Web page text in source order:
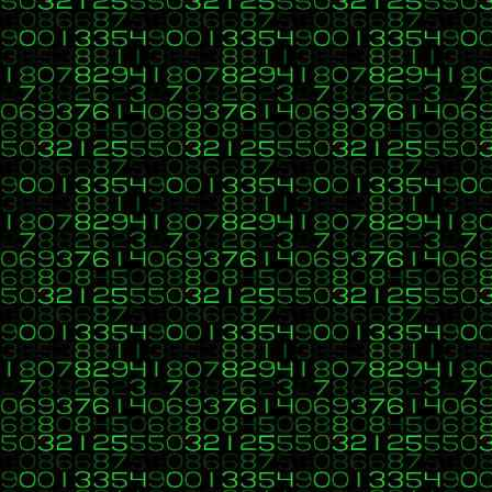
37
C, C++, C#, Java, Visual Basic, HTML, PHP, CSS,
«en: 13 de Marzo 2017, 23:11 »
Adjunto código para que le eches un vistazo.
A este tipo de funciones se le llama CLOSURES ( y cuesta
https://www.aprenderaprogramar.es/
Código:[Seleccionar]
<!DOCTYPE html>
<html lang="en">
<head>
<meta charset="UTF-8">
<meta name="viewport" content="width=device-width,
<meta http-equiv="X-UA-Compatible" content="ie=edge">
<title>Document</title>
<style>
a{
display:block;
text-decoration:none;
}
.desaparecer{
display : none;
}
.aparecer{
display: block;
Saludos